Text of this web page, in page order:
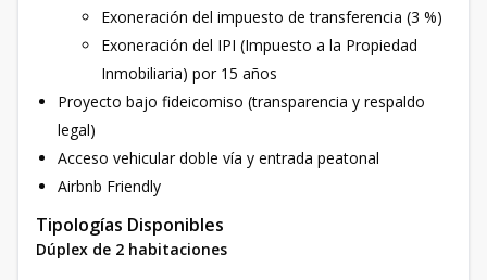
Exoneración del impuesto de transferencia (3 %)
Exoneración del IPI (Impuesto a la Propiedad
Inmobiliaria) por 15 años
Proyecto bajo fideicomiso (transparencia y respaldo
legal)
Acceso vehicular doble vía y entrada peatonal
Airbnb Friendly
Tipologías Disponibles
Dúplex de 2 habitaciones